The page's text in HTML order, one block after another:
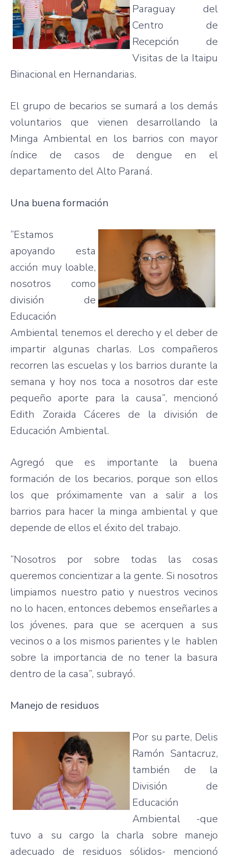
Paraguay del
Centro de
Recepción de
Visitas de la Itaipu
Binacional en Hernandarias.
El grupo de becarios se sumará a los demás
voluntarios que vienen desarrollando la
Minga Ambiental en los barrios con mayor
índice de casos de dengue en el
departamento del Alto Paraná.
Una buena formación
“Estamos
apoyando esta
acción muy loable,
nosotros como
división de
Educación
Ambiental tenemos el derecho y el deber de
impartir algunas charlas. Los compañeros
recorren las escuelas y los barrios durante la
semana y hoy nos toca a nosotros dar este
pequeño aporte para la causa”, mencionó
Edith Zoraida Cáceres de la división de
Educación Ambiental.
Agregó que es importante la buena
formación de los becarios, porque son ellos
los que próximamente van a salir a los
barrios para hacer la minga ambiental y que
depende de ellos el éxito del trabajo.
“Nosotros por sobre todas las cosas
queremos concientizar a la gente. Si nosotros
limpiamos nuestro patio y nuestros vecinos
no lo hacen, entonces debemos enseñarles a
los jóvenes, para que se acerquen a sus
vecinos o a los mismos parientes y le hablen
sobre la importancia de no tener la basura
dentro de la casa”, subrayó.
Manejo de residuos
Por su parte, Delis
Ramón Santacruz,
también de la
División de
Educación
Ambiental -que
tuvo a su cargo la charla sobre manejo
adecuado de residuos sólidos- mencionó